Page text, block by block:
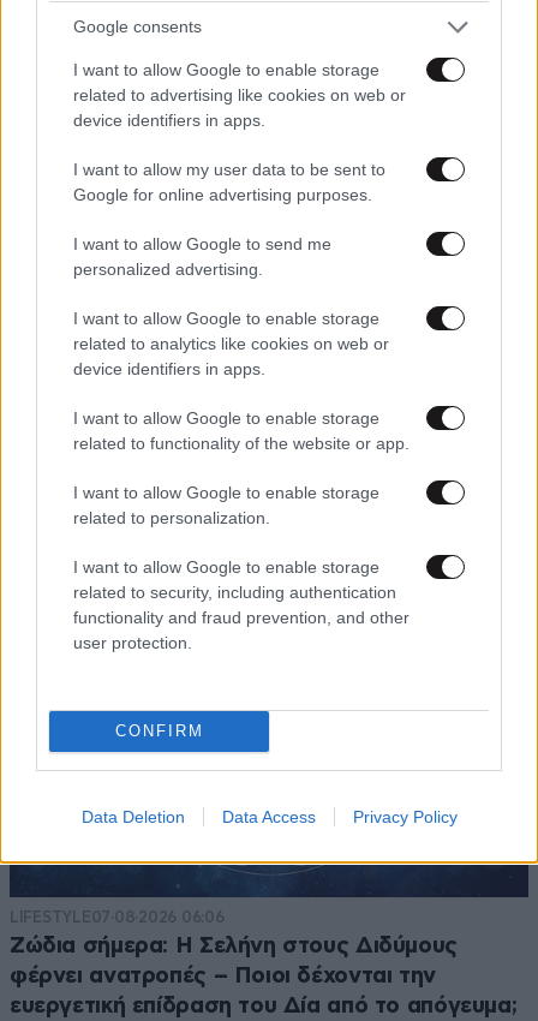
Google consents
I want to allow Google to enable storage
related to advertising like cookies on web or
device identifiers in apps.
I want to allow my user data to be sent to
Google for online advertising purposes.
I want to allow Google to send me
personalized advertising.
I want to allow Google to enable storage
related to analytics like cookies on web or
device identifiers in apps.
I want to allow Google to enable storage
related to functionality of the website or app.
I want to allow Google to enable storage
related to personalization.
I want to allow Google to enable storage
related to security, including authentication
functionality and fraud prevention, and other
user protection.
CONFIRM
Data Deletion Data Access Privacy Policy
ΕΛΛΑΔΑ24 λ. πριν
Βίντεο-ντοκουμέντο από το θανατηφόρο
τροχαίο στις Σέρρες: Η στιγμή που το ΙΧ μπαίνει
και μητέρα
LIFESTYLE07·08·2026 06:06
Ζώδια σήμερα: Η Σελήνη στους Διδύμους
φέρνει ανατροπές – Ποιοι δέχονται την
ευεργετική επίδραση του Δία από το απόγευμα;